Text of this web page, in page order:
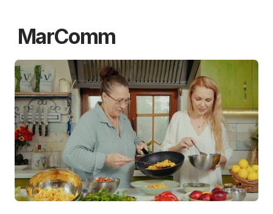
MarComm